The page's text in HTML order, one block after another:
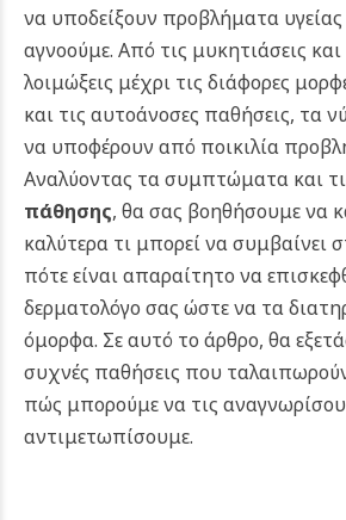
να υποδείξουν προβλήματα
αγνοούμε. Από τις μυκητιάσεις
λοιμώξεις μέχρι τις διάφορες
και τις αυτοάνοσες παθήσεις, τα
να υποφέρουν από ποικιλία
Αναλύοντας τα συμπτώματα και
πάθησης, θα σας βοηθήσουμε να
καλύτερα τι μπορεί να συμβαίνει
πότε είναι απαραίτητο να
δερματολόγο σας ώστε να τα
όμορφα. Σε αυτό το άρθρο, θα
συχνές παθήσεις που
πώς μπορούμε να τις
αντιμετωπίσουμε.